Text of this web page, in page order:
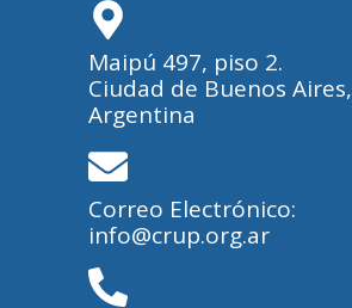
Maipú 497, piso 2.
Ciudad de Buenos Aires,
Argentina
Correo Electrónico:
info@crup.org.ar